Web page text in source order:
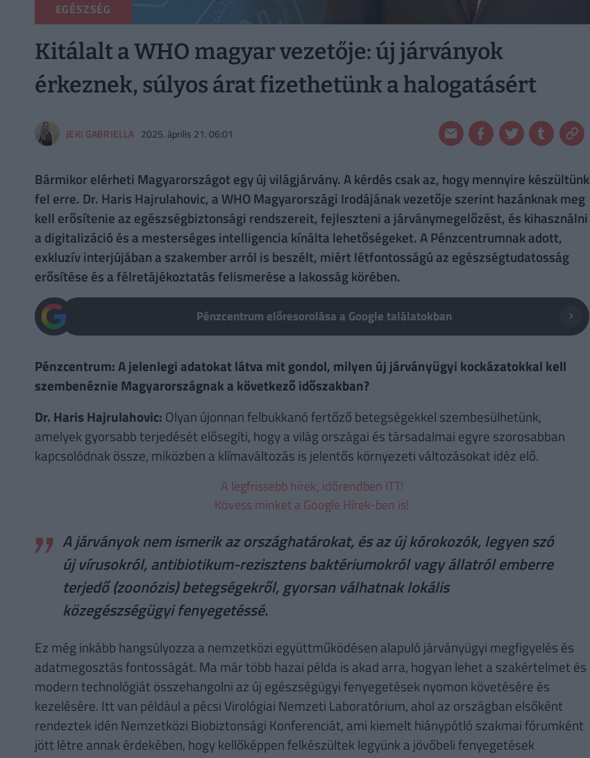
EGÉSZSÉG
Kitálalt a WHO magyar vezetője: új járványok
érkeznek, súlyos árat fizethetünk a halogatásért
JEKI GABRIELLA 2025. április 21. 06:01
Bármikor elérheti Magyarországot egy új világjárvány. A kérdés csak az, hogy mennyire készültünk
fel erre. Dr. Haris Hajrulahovic, a WHO Magyarországi Irodájának vezetője szerint hazánknak meg
kell erősítenie az egészségbiztonsági rendszereit, fejleszteni a járványmegelőzést, és kihasználni
a digitalizáció és a mesterséges intelligencia kínálta lehetőségeket. A Pénzcentrumnak adott,
exkluzív interjújában a szakember arról is beszélt, miért létfontosságú az egészségtudatosság
erősítése és a félretájékoztatás felismerése a lakosság körében.
Pénzcentrum előresorolása a Google találatokban
Pénzcentrum: A jelenlegi adatokat látva mit gondol, milyen új járványügyi kockázatokkal kell
szembenéznie Magyarországnak a következő időszakban?
Dr. Haris Hajrulahovic: Olyan újonnan felbukkanó fertőző betegségekkel szembesülhetünk,
amelyek gyorsabb terjedését elősegíti, hogy a világ országai és társadalmai egyre szorosabban
kapcsolódnak össze, miközben a klímaváltozás is jelentős környezeti változásokat idéz elő.
A legfrissebb hírek, időrendben ITT!
Kövess minket a Google Hírek-ben is!
A járványok nem ismerik az országhatárokat, és az új kórokozók, legyen szó
új vírusokról, antibiotikum-rezisztens baktériumokról vagy állatról emberre
terjedő (zoonózis) betegségekről, gyorsan válhatnak lokális
közegészségügyi fenyegetéssé.
Ez még inkább hangsúlyozza a nemzetközi együttműködésen alapuló járványügyi megfigyelés és
adatmegosztás fontosságát. Ma már több hazai példa is akad arra, hogyan lehet a szakértelmet és
modern technológiát összehangolni az új egészségügyi fenyegetések nyomon követésére és
kezelésére. Itt van például a pécsi Virológiai Nemzeti Laboratórium, ahol az országban elsőként
rendeztek idén Nemzetközi Biobiztonsági Konferenciát, ami kiemelt hiánypótló szakmai fórumként
jött létre annak érdekében, hogy kellőképpen felkészültek legyünk a jövőbeli fenyegetések